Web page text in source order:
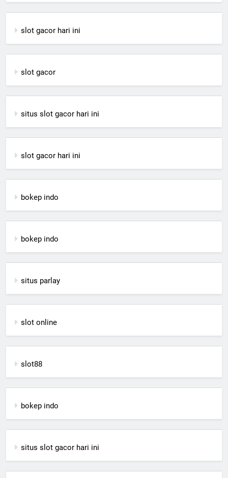
slot gacor hari ini
slot gacor
situs slot gacor hari ini
slot gacor hari ini
bokep indo
bokep indo
situs parlay
slot online
slot88
bokep indo
situs slot gacor hari ini